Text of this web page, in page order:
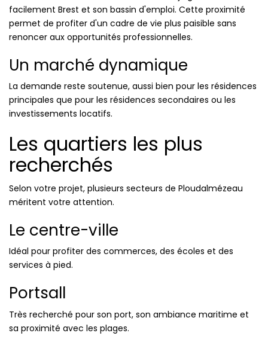
facilement Brest et son bassin d'emploi. Cette proximité
permet de profiter d'un cadre de vie plus paisible sans
renoncer aux opportunités professionnelles.
Un marché dynamique
La demande reste soutenue, aussi bien pour les résidences
principales que pour les résidences secondaires ou les
investissements locatifs.
Les quartiers les plus
recherchés
Selon votre projet, plusieurs secteurs de Ploudalmézeau
méritent votre attention.
Le centre-ville
Idéal pour profiter des commerces, des écoles et des
services à pied.
Portsall
Très recherché pour son port, son ambiance maritime et
sa proximité avec les plages.